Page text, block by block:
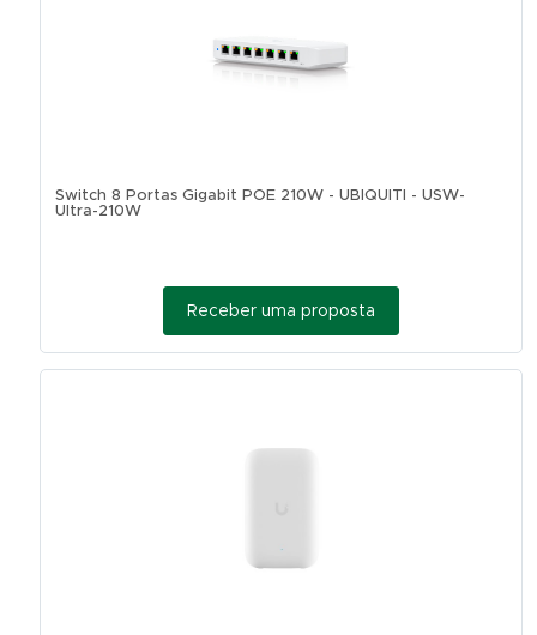
Switch 8 Portas Gigabit POE 210W - UBIQUITI - USW-
Ultra-210W
Receber uma proposta